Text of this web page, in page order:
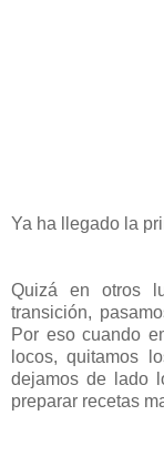
Ya ha llegado la
Quizá en otros
transición,
Por eso cuando
locos, quitamos
dejamos de lado
preparar recetas